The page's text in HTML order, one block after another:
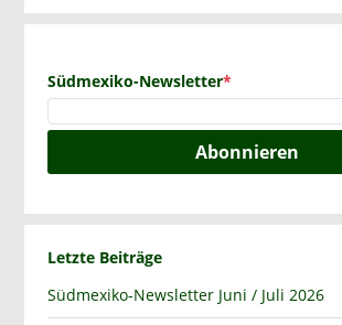
Südmexiko-Newsletter*
Abonnieren
Letzte Beiträge
Südmexiko-Newsletter Juni / Juli 2026